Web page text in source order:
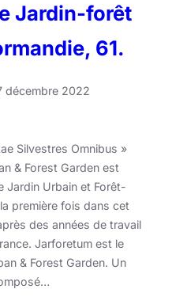
Jardin-forêt
61.
décembre 2022
Silvestres Omnibus »
& Forest Garden est
Jardin Urbain et Forêt-
première fois dans cet
des années de travail
Jarforetum est le
& Forest Garden. Un